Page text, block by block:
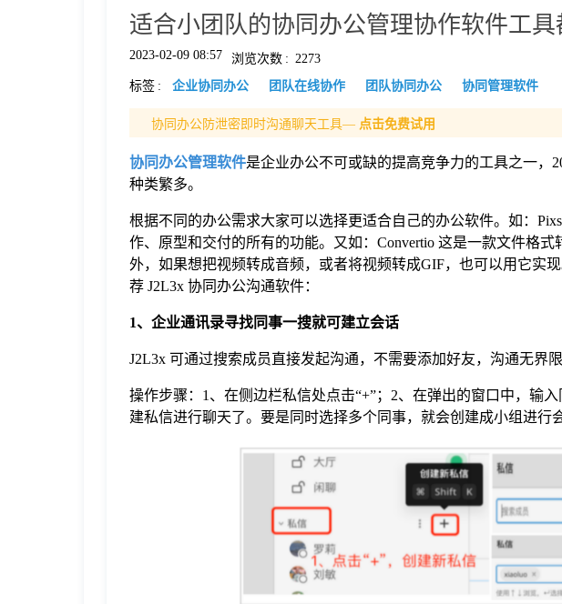
适合小团队的协同办公管理协作软件工具
2023-02-09 08:57 浏览次数 : 2273
标签 : 企业协同办公 团队在线协作 团队协同办公 协同管理软件
协同办公防泄密即时沟通聊天工具— 点击免费试用
协同办公管理软件是企业办公不可或缺的提高竞争力的工具之一，
种类繁多。
根据不同的办公需求大家可以选择更适合自己的办公软件。如：
作、原型和交付的所有的功能。又如：Convertio 这是一款文件格
外，如果想把视频转成音频，或者将视频转成GIF，也可以用它实
荐 J2L3x 协同办公沟通软件：
1、企业通讯录寻找同事一搜就可建立会话
J2L3x 可通过搜索成员直接发起沟通，不需要添加好友，沟通无界限
操作步骤：1、在侧边栏私信处点击“+”；2、在弹出的窗口中，输
建私信进行聊天了。要是同时选择多个同事，就会创建成小组进行